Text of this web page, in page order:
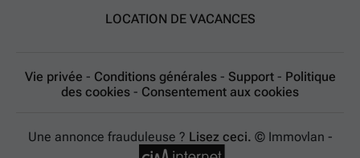
LOCATION DE VACANCES
Vie privée - Conditions générales - Support - Politique
des cookies - Consentement aux cookies
Une annonce frauduleuse ? Lisez ceci. © Immovlan -